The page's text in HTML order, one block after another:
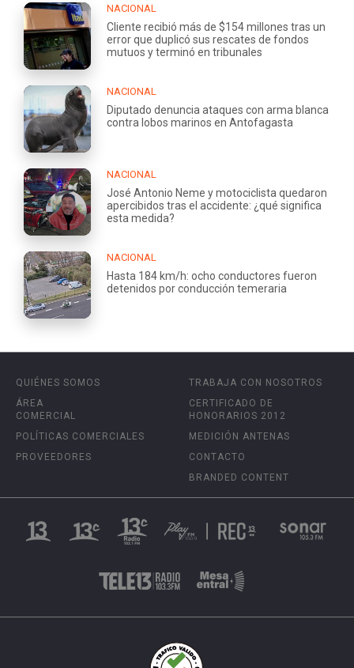
NACIONAL
Cliente recibió más de $154 millones tras un
error que duplicó sus rescates de fondos
mutuos y terminó en tribunales
NACIONAL
Diputado denuncia ataques con arma blanca
contra lobos marinos en Antofagasta
NACIONAL
José Antonio Neme y motociclista quedaron
apercibidos tras el accidente: ¿qué significa
esta medida?
NACIONAL
Hasta 184 km/h: ocho conductores fueron
detenidos por conducción temeraria
QUIÉNES SOMOS
ÁREA
COMERCIAL
POLÍTICAS COMERCIALES
PROVEEDORES
TRABAJA CON NOSOTROS
CERTIFICADO DE
HONORARIOS 2012
MEDICIÓN ANTENAS
CONTACTO
BRANDED CONTENT